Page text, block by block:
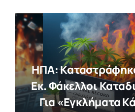
ΗΠΑ:
Εκ. Φάκελλοι
Για «εγκλήματα